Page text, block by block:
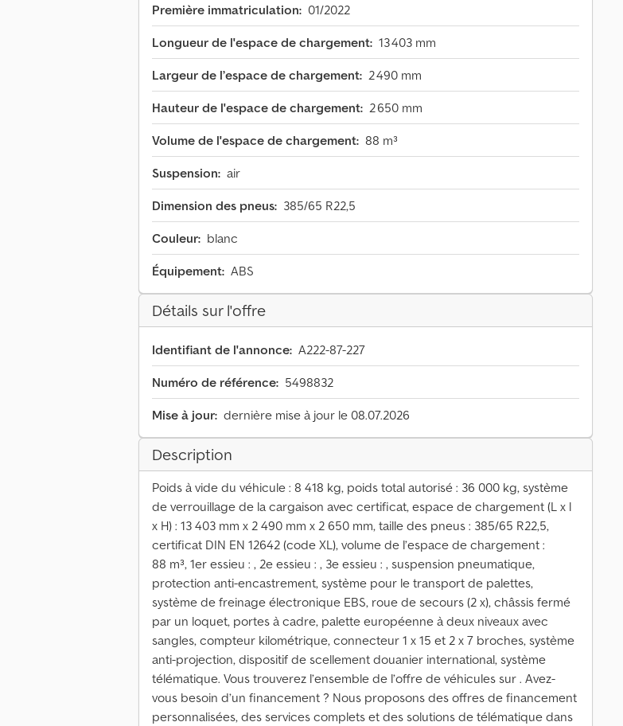
Première immatriculation: 01/2022
Longueur de l'espace de chargement: 13 403 mm
Largeur de l’espace de chargement: 2 490 mm
Hauteur de l'espace de chargement: 2 650 mm
Volume de l'espace de chargement: 88 m³
Suspension: air
Dimension des pneus: 385/65 R22,5
Couleur: blanc
Équipement: ABS
Détails sur l'offre
Identifiant de l'annonce: A222-87-227
Numéro de référence: 5498832
Mise à jour: dernière mise à jour le 08.07.2026
Description
Poids à vide du véhicule : 8 418 kg, poids total autorisé : 36 000 kg, système
de verrouillage de la cargaison avec certificat, espace de chargement (L x l
x H) : 13 403 mm x 2 490 mm x 2 650 mm, taille des pneus : 385/65 R22,5,
certificat DIN EN 12642 (code XL), volume de l’espace de chargement :
88 m³, 1er essieu : , 2e essieu : , 3e essieu : , suspension pneumatique,
protection anti-encastrement, système pour le transport de palettes,
système de freinage électronique EBS, roue de secours (2 x), châssis fermé
par un loquet, portes à cadre, palette européenne à deux niveaux avec
sangles, compteur kilométrique, connecteur 1 x 15 et 2 x 7 broches, système
anti-projection, dispositif de scellement douanier international, système
télématique. Vous trouverez l’ensemble de l’offre de véhicules sur . Avez-
vous besoin d’un financement ? Nous proposons des offres de financement
personnalisées, des services complets et des solutions de télématique dans